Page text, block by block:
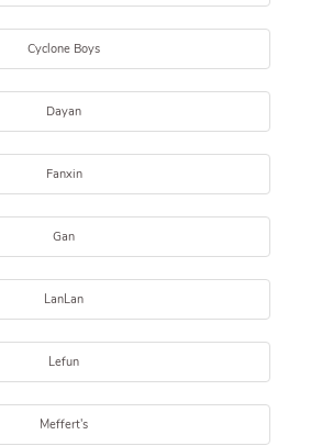
Cyclone Boys
Dayan
Fanxin
Gan
LanLan
Lefun
Meffert's